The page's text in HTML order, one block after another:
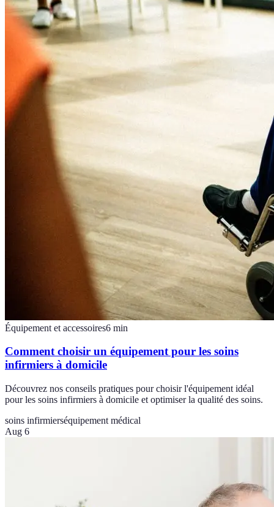
Équipement et accessoires6 min
Comment choisir un équipement pour les soins
infirmiers à domicile
Découvrez nos conseils pratiques pour choisir l'équipement idéal
pour les soins infirmiers à domicile et optimiser la qualité des soins.
soins infirmierséquipement médical
Aug 6